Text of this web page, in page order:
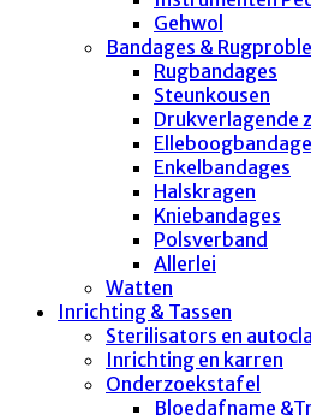
Gehwol
Bandages &
Rugbandages
Steunkousen
Drukverlagende
Enkelbandages
Halskragen
Kniebandages
Polsverband
Allerlei
Watten
Inrichting & Tassen
Sterilisators en
Inrichting en karren
Onderzoekstafel
Bloedafname